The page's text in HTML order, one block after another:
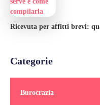
Ricevuta per affitti brevi:
Categorie
Burocrazia